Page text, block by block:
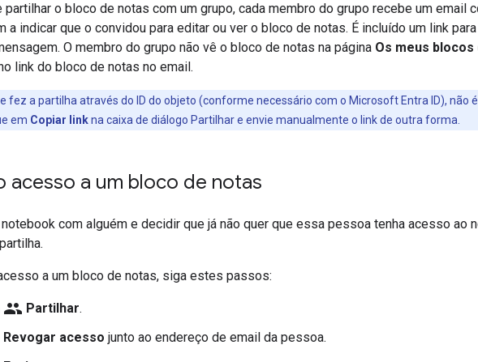
partilhar o bloco de notas com um grupo, cada membro do grupo recebe um email
a indicar que o convidou para editar ou ver o bloco de notas. É incluído um link
O membro do grupo não vê o bloco de notas na página Os meus blocos
link do bloco de notas no email.
fez a partilha através do ID do objeto (conforme necessário com o Microsoft Entra ID), não
em Copiar linkna caixa de diálogo Partilhar e envie manualmente o link de outra forma.
acesso a um bloco de notas
com alguém e decidir que já não quer que essa pessoa tenha acesso ao
a um bloco de notas, siga estes passos:
group Partilhar.
Revogar acesso junto ao endereço de email da pessoa.